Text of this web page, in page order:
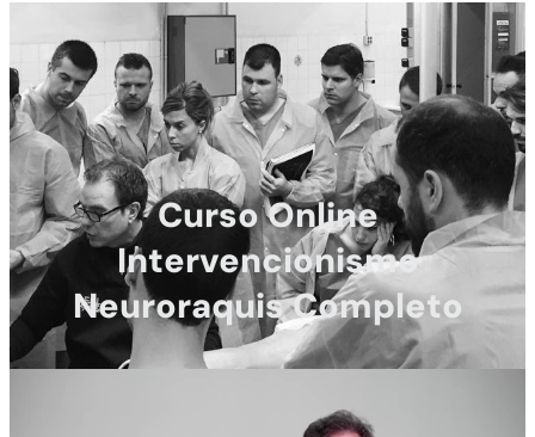
Curso Online
Intervencionismo
Neuroraquis Completo
533,61€